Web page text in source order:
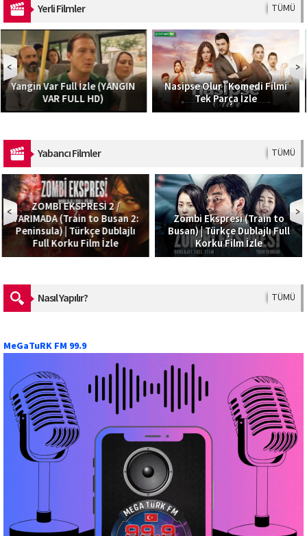
Yerli Filmler TÜMÜ
Nasipse Olur | Komedi Filmi
Tek Parça İzle
Sonsuza Dek Nedime I
Komedi,Romantik Filmi HD
İzle
Yabancı Filmler TÜMÜ
Zombi Ekspresi (Train to
Busan) | Türkçe Dublajlı Full
Korku Film İzle
Ateş Yağmuru – Skyfire |
Türkçe Dublaj Macera Filmi
– MovieBox
Nasıl Yapılır? TÜMÜ
MeGaTuRK FM 99.9